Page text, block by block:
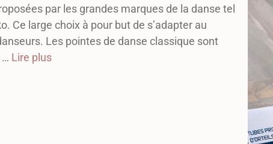
par les grandes marques de la danse tel
Ce large choix à pour but de s’adapter au
Les pointes de danse classique sont
… Lire plus